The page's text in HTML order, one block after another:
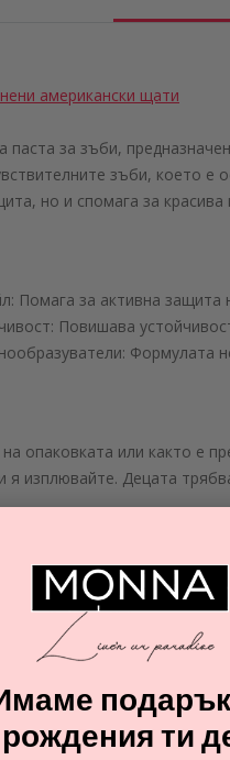
американски щати
паста за зъби,
зъби, което
но и спомага за
Помага за активна
Повишава
на опаковката или както
я изплювайте. Децата
рождения ти